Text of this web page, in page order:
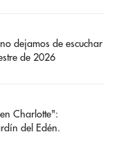
dejamos de escuchar
de 2026
Charlotte":
del Edén.